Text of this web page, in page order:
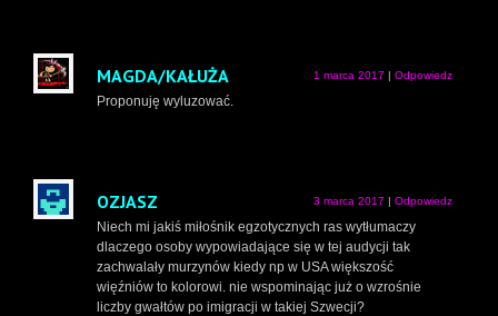
MAGDA/KAŁUŻA 1 marca 2017 | Odpowiedz
Proponuję wyluzować.
OZJASZ 3 marca 2017 | Odpowiedz
Niech mi jakiś miłośnik egzotycznych ras wytłumaczy
dlaczego osoby wypowiadające się w tej audycji tak
zachwalały murzynów kiedy np w USA większość
więźniów to kolorowi. nie wspominając już o wzrośnie
liczby gwałtów po imigracji w takiej Szwecji?